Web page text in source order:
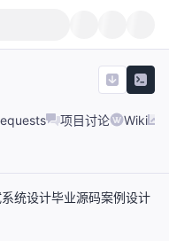
项目讨论 Wiki
统设计毕业源码案例设计